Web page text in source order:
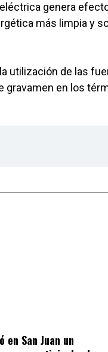
genera
más limpia y
utilización de las
en los
en San Juan un